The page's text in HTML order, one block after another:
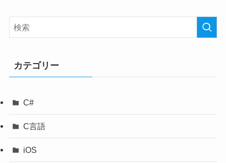
カテゴリー
C#
C言語
iOS